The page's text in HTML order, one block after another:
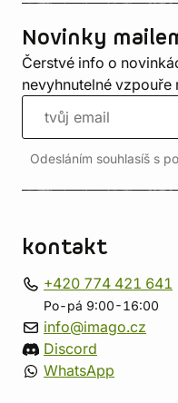
Novinky
Čerstvé info o
nevyhnutelné vzpouře
Odesláním souhlasíš s
kontakt
+420 774 421 641
Po-pá 9:00-16:00
info@imago.cz
Discord
WhatsApp